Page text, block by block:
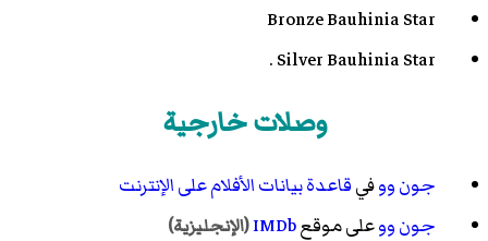
Bronze Bauhinia Star
Silver Bauhinia Star .
وصلات خارجية
جون ووفيقاعدة بيانات الأفلام على الإنترنت
جون ووعلى موقعIMDb(الإنجليزية)